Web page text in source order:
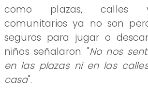
como plazas, calles
comunitarios ya no son
seguros para jugar o
niños señalaron: "No nos
en las plazas ni en las
casa".